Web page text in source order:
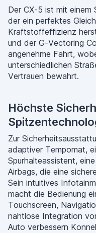
Der CX-5 ist mit
der ein perfektes
Kraftstoffeffizienz
und der G-Vectoring
angenehme Fahrt,
unterschiedlichen
Vertrauen bewahrt.
Höchste
Zur
adaptiver Tempomat,
Spurhalteassistent,
Airbags, die eine
Sein intuitives
macht die Bedienung
Touchscreen,
nahtlose Integration
Auto verbessern